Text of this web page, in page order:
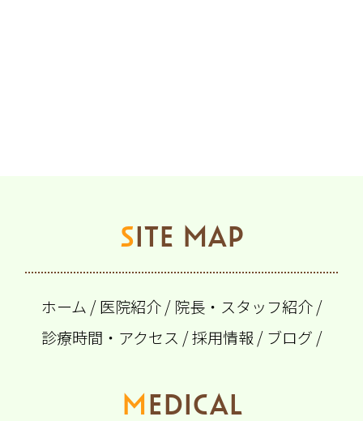
SITE MAP
ホーム /医院紹介/ 院長・スタッフ紹介/
診療時間・アクセス /採用情報 / ブログ /
MEDICAL